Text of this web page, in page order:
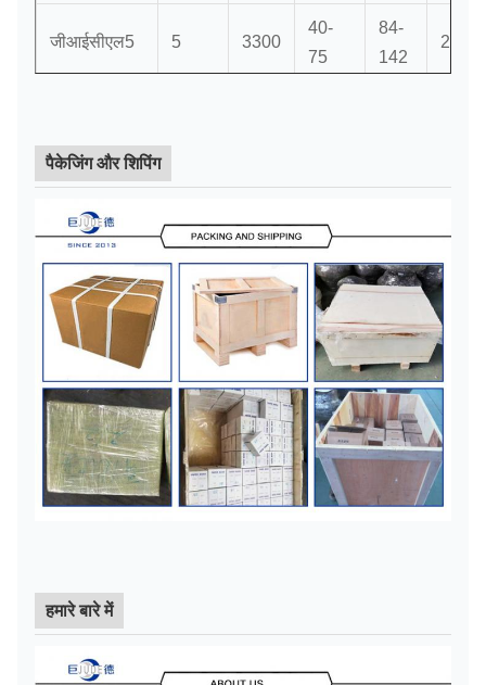
जीआईसीएल5 5 3300
40-
75
84-
142
224
जीआईसीएल8 2500
80-
110
132-
212
282
जीआईसीएल9 2350
80-
125
132-
212
314
जीआईसीएल10 31.5 2150
100-
140
167-
252
जीआईसीएल11 40 1880
100-
380
जीआईसीएल13
200
पैकेजिंग और शिपिंग
हमारे बारे में